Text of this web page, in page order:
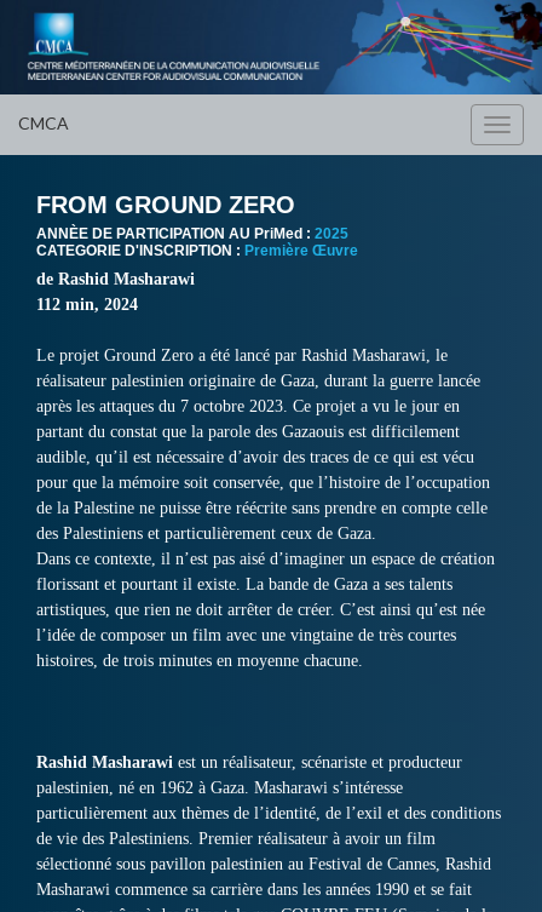
CMCA
FROM GROUND ZERO
ANNÈE DE PARTICIPATION AU PriMed : 2025
CATEGORIE D'INSCRIPTION : Première Œuvre
de Rashid Masharawi
112 min, 2024
Le projet Ground Zero a été lancé par Rashid Masharawi, le
réalisateur palestinien originaire de Gaza, durant la guerre lancée
après les attaques du 7 octobre 2023. Ce projet a vu le jour en
partant du constat que la parole des Gazaouis est difficilement
audible, qu’il est nécessaire d’avoir des traces de ce qui est vécu
pour que la mémoire soit conservée, que l’histoire de l’occupation
de la Palestine ne puisse être réécrite sans prendre en compte celle
des Palestiniens et particulièrement ceux de Gaza.
Dans ce contexte, il n’est pas aisé d’imaginer un espace de création
florissant et pourtant il existe. La bande de Gaza a ses talents
artistiques, que rien ne doit arrêter de créer. C’est ainsi qu’est née
l’idée de composer un film avec une vingtaine de très courtes
histoires, de trois minutes en moyenne chacune.
Rashid Masharawi est un réalisateur, scénariste et producteur
palestinien, né en 1962 à Gaza. Masharawi s’intéresse
particulièrement aux thèmes de l’identité, de l’exil et des conditions
de vie des Palestiniens. Premier réalisateur à avoir un film
sélectionné sous pavillon palestinien au Festival de Cannes, Rashid
Masharawi commence sa carrière dans les années 1990 et se fait